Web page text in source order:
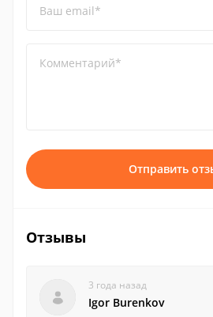
Ваш email*
Комментарий*
Отправить
Отзывы
3 года назад
Igor Burenkov